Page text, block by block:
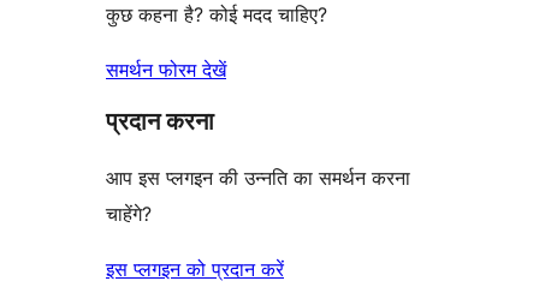
कुछ कहना है? कोई मदद चाहिए?
समर्थन फोरम देखें
प्रदान करना
आप इस प्लगइन की उन्नति का समर्थन करना
चाहेंगे?
इस प्लगइन को प्रदान करें